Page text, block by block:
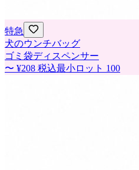
特急
犬のウンチバッグ
ゴミ袋ディスペンサー
〜 ¥208 税込最小ロット 100